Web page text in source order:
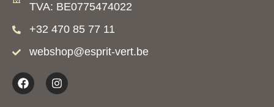
TVA: BE0775474022
+32 470 85 77 11
webshop@esprit-vert.be